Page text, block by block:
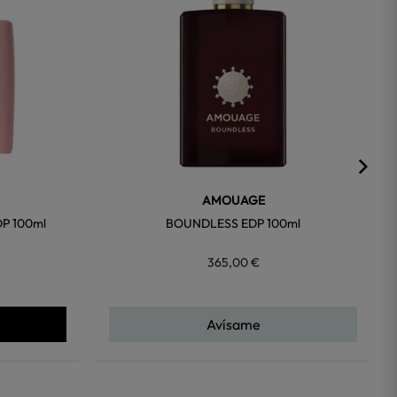
100ml
AMOUAGE
BOUNDLESS EDP 100ml
365,00 €
Avísame